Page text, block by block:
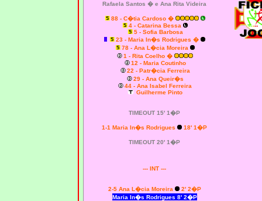
Rafaela Santos � e Ana Rita Videira
88 - C�tia Cardoso �
4 - Catarina Bessa
5 - Sofia Barbosa
23 - Maria In�s Rodrigues �
78 - Ana L�cia Moreira
1 - Rita Coelho �
12 - Maria Coutinho
22 - Patr�cia Ferreira
29 - Ana Queir�s
44 - Ana Isabel Ferreira
Guilherme Pinto
TIMEOUT 15' 1�P
1-1 Maria In�s Rodrigues 18' 1�P
TIMEOUT 20' 1�P
--- INT ---
2-5 Ana L�cia Moreira
2' 2�P
Maria In�s Rodrigues 8' 2�P